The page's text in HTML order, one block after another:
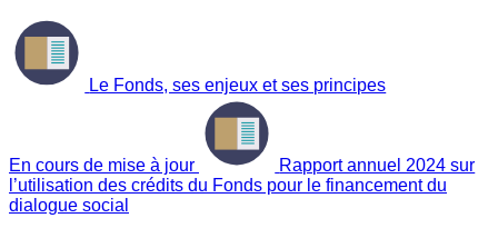
Le Fonds, ses enjeux et ses principes
En cours de mise à jour
Rapport annuel 2024 sur
l’utilisation des crédits du Fonds pour le financement du
dialogue social